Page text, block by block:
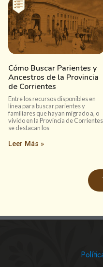
Cómo Buscar Parientes y
Ancestros de la Provincia
de Corrientes
Entre los recursos disponibles en
línea para buscar parientes y
familiares que hayan migrado a, o
vivido en la Provincia de
se destacan los
Leer Más »